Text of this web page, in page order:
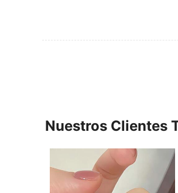
Nuestros Clientes